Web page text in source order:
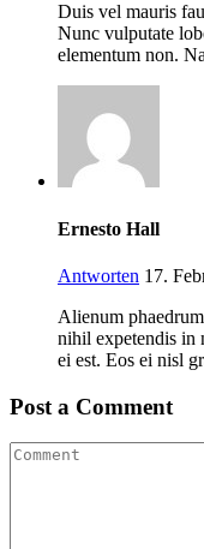
Duis vel mauris
Nunc vulputate
elementum non.
Ernesto Hall
Antworten 17.
Alienum
nihil expetendis in
ei est. Eos ei nisl
Post a Comment